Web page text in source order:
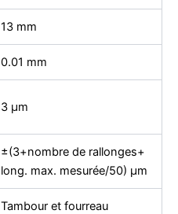
13 mm
0.01 mm
3 µm
±(3+nombre de rallonges+
long. max. mesurée/50) µm
Tambour et fourreau